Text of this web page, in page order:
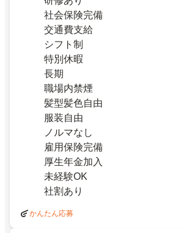
社会保険完備
交通費支給
シフト制
特別休暇
長期
職場内禁煙
髪型髪色自由
服装自由
ノルマなし
雇用保険完備
厚生年金加入
未経験OK
社割あり
かんたん応募